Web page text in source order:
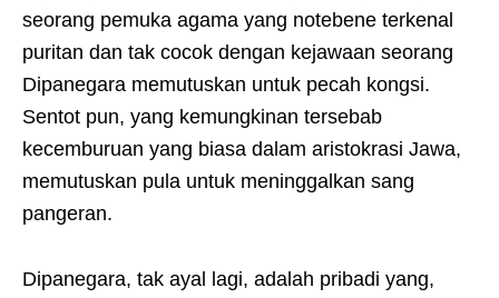
seorang pemuka agama yang notebene terkenal
puritan dan tak cocok dengan kejawaan seorang
Dipanegara memutuskan untuk pecah kongsi.
Sentot pun, yang kemungkinan tersebab
kecemburuan yang biasa dalam aristokrasi Jawa,
memutuskan pula untuk meninggalkan sang
pangeran.
Dipanegara, tak ayal lagi, adalah pribadi yang,